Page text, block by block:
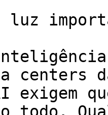
luz
centers
exigem